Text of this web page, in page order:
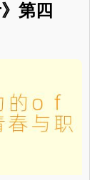
第四